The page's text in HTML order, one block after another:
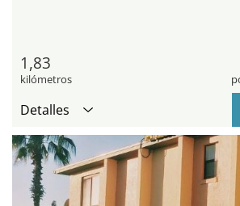
1,83
kilómetros
Detalles